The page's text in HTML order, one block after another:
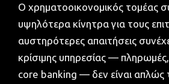
Ο χρηματοοικονομικός τομέας
υψηλότερα κίνητρα για τους
αυστηρότερες απαιτήσεις
κρίσιμης υπηρεσίας —
core banking — δεν είναι απλώς